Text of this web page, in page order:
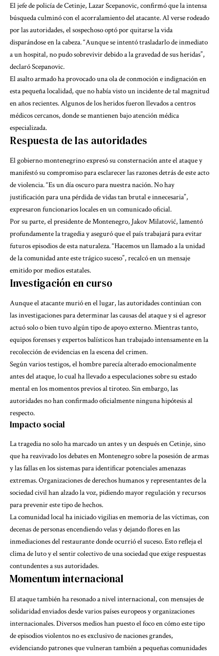
El jefe de policía de Cetinje, Lazar Scepanovic, confirmó que la intensa
búsqueda culminó con el acorralamiento del atacante. Al verse rodeado
por las autoridades, el sospechoso optó por quitarse la vida
disparándose en la cabeza. “Aunque se intentó trasladarlo de inmediato
a un hospital, no pudo sobrevivir debido a la gravedad de sus heridas”,
declaró Scepanovic.
El asalto armado ha provocado una ola de conmoción e indignación en
esta pequeña localidad, que no había visto un incidente de tal magnitud
en años recientes. Algunos de los heridos fueron llevados a centros
médicos cercanos, donde se mantienen bajo atención médica
especializada.
Respuesta de las autoridades
El gobierno montenegrino expresó su consternación ante el ataque y
manifestó su compromiso para esclarecer las razones detrás de este acto
de violencia. “Es un día oscuro para nuestra nación. No hay
justificación para una pérdida de vidas tan brutal e innecesaria”,
expresaron funcionarios locales en un comunicado oficial.
Por su parte, el presidente de Montenegro, Jakov Milatović, lamentó
profundamente la tragedia y aseguró que el país trabajará para evitar
futuros episodios de esta naturaleza. “Hacemos un llamado a la unidad
de la comunidad ante este trágico suceso”, recalcó en un mensaje
emitido por medios estatales.
Investigación en curso
Aunque el atacante murió en el lugar, las autoridades continúan con
las investigaciones para determinar las causas del ataque y si el agresor
actuó solo o bien tuvo algún tipo de apoyo externo. Mientras tanto,
equipos forenses y expertos balísticos han trabajado intensamente en la
recolección de evidencias en la escena del crimen.
Según varios testigos, el hombre parecía alterado emocionalmente
antes del ataque, lo cual ha llevado a especulaciones sobre su estado
mental en los momentos previos al tiroteo. Sin embargo, las
autoridades no han confirmado oficialmente ninguna hipótesis al
respecto.
Impacto social
La tragedia no solo ha marcado un antes y un después en Cetinje, sino
que ha reavivado los debates en Montenegro sobre la posesión de armas
y las fallas en los sistemas para identificar potenciales amenazas
extremas. Organizaciones de derechos humanos y representantes de la
sociedad civil han alzado la voz, pidiendo mayor regulación y recursos
para prevenir este tipo de hechos.
La comunidad local ha iniciado vigilias en memoria de las víctimas, con
decenas de personas encendiendo velas y dejando flores en las
inmediaciones del restaurante donde ocurrió el suceso. Esto refleja el
clima de luto y el sentir colectivo de una sociedad que exige respuestas
contundentes a sus autoridades.
Momentum internacional
El ataque también ha resonado a nivel internacional, con mensajes de
solidaridad enviados desde varios países europeos y organizaciones
internacionales. Diversos medios han puesto el foco en cómo este tipo
de episodios violentos no es exclusivo de naciones grandes,
evidenciando patrones que vulneran también a pequeñas comunidades